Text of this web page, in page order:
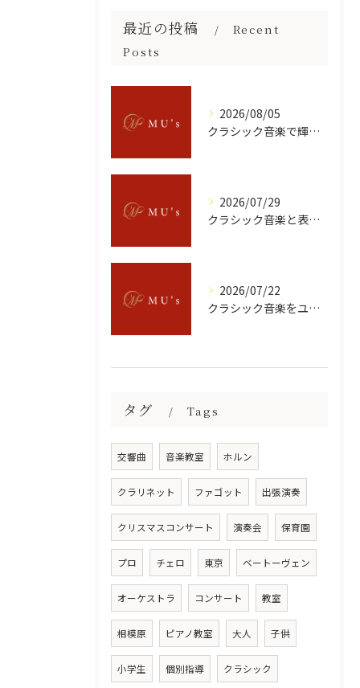
最近の投稿
Recent
Posts
2026/08/05
クラシック音楽で輝くヴァイオリン名曲と印象に残る選び方ガイド
2026/07/29
クラシック音楽と表現を神奈川県綾瀬市で体感できる名所と現地の楽しみ方
2026/07/22
クラシック音楽をユーチューブで無料満喫するための選び方と楽しみ方ガイド
タグ Tags
交響曲 音楽教室 ホルン
クラリネット ファゴット 出張演奏
クリスマスコンサート 演奏会 保育園
プロ チェロ 東京 ベートーヴェン
オーケストラ コンサート 教室
相模原 ピアノ教室 大人 子供
小学生 個別指導 クラシック